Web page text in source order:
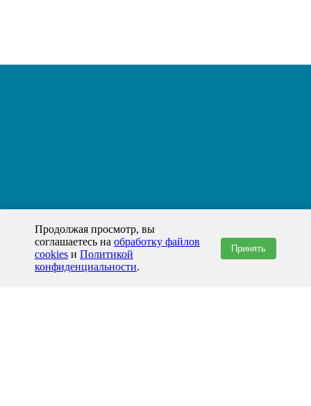
Продолжая просмотр, вы
соглашаетесь на обработку файлов
cookies и Политикой
конфиденциальности.
Принять